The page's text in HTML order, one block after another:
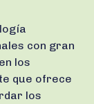
con gran
los
que ofrece
los